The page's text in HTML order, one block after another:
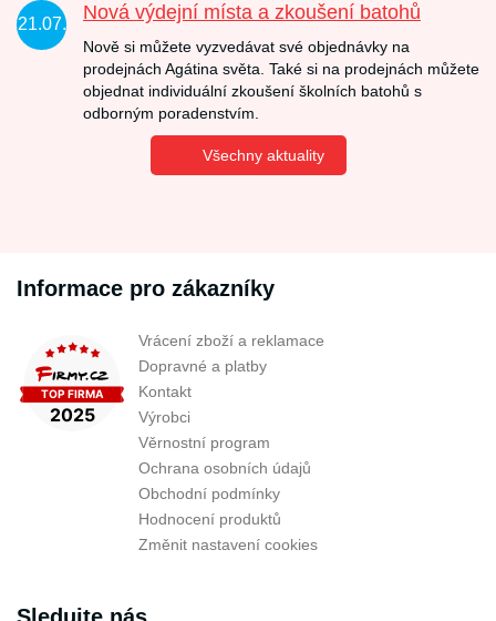
21.07.
Nová výdejní místa a zkoušení batohů
Nově si můžete vyzvedávat své objednávky na
prodejnách Agátina světa. Také si na prodejnách můžete
objednat individuální zkoušení školních batohů s
odborným poradenstvím.
Všechny aktuality
Informace pro zákazníky
Vrácení zboží a reklamace
Dopravné a platby
Kontakt
Výrobci
Věrnostní program
Ochrana osobních údajů
Obchodní podmínky
Hodnocení produktů
Změnit nastavení cookies